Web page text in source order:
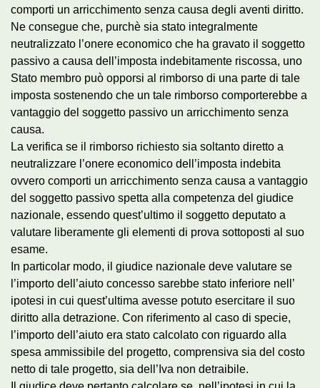
comporti un arricchimento senza causa degli aventi diritto.
Ne consegue che, purchè sia stato integralmente
neutralizzato l’onere economico che ha gravato il soggetto
passivo a causa dell’imposta indebitamente riscossa, uno
Stato membro può opporsi al rimborso di una parte di tale
imposta sostenendo che un tale rimborso comporterebbe a
vantaggio del soggetto passivo un arricchimento senza
causa.
La verifica se il rimborso richiesto sia soltanto diretto a
neutralizzare l’onere economico dell’imposta indebita
ovvero comporti un arricchimento senza causa a vantaggio
del soggetto passivo spetta alla competenza del giudice
nazionale, essendo quest’ultimo il soggetto deputato a
valutare liberamente gli elementi di prova sottoposti al suo
esame.
In particolar modo, il giudice nazionale deve valutare se
l’importo dell’aiuto concesso sarebbe stato inferiore nell’
ipotesi in cui quest’ultima avesse potuto esercitare il suo
diritto alla detrazione. Con riferimento al caso di specie,
l’importo dell’aiuto era stato calcolato con riguardo alla
spesa ammissibile del progetto, comprensiva sia del costo
netto di tale progetto, sia dell’Iva non detraibile.